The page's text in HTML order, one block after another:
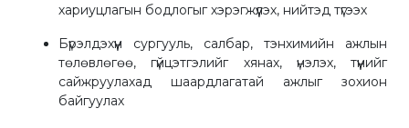
хариуцлагын бодлогыг хэрэгжүүлэх, нийтэд түгээх
Бүрэлдэхүүн сургууль, салбар, тэнхимийн ажлын
төлөвлөгөө, гүйцэтгэлийг хянах, үнэлэх, түүнийг
сайжруулахад шаардлагатай ажлыг зохион
байгуулах